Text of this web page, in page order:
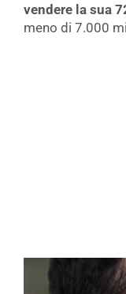
vendere la sua
meno di 7.000